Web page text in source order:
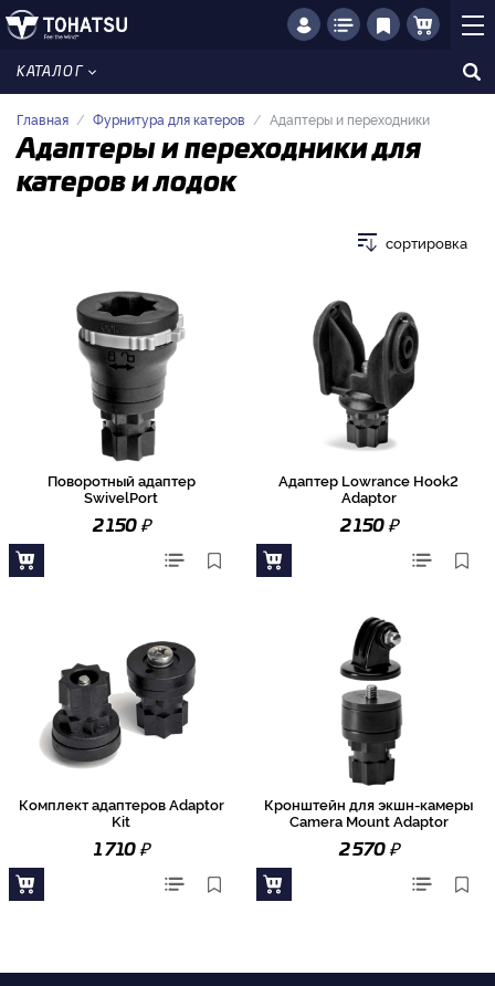
КАТАЛОГ
Главная Фурнитура для катеров Адаптеры и переходники
Адаптеры и переходники для
катеров и лодок
сортировка
Поворотный адаптер
SwivelPort
2 150₽
Адаптер Lowrance Hook2
Adaptor
2 150₽
Комплект адаптеров Adaptor
Kit
1 710₽
Кронштейн для экшн-камеры
Camera Mount Adaptor
2 570₽